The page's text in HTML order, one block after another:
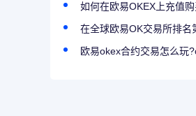
如何在欧易OKEX上充值购
在全球欧易OK交易所排名
欧易okex合约交易怎么玩